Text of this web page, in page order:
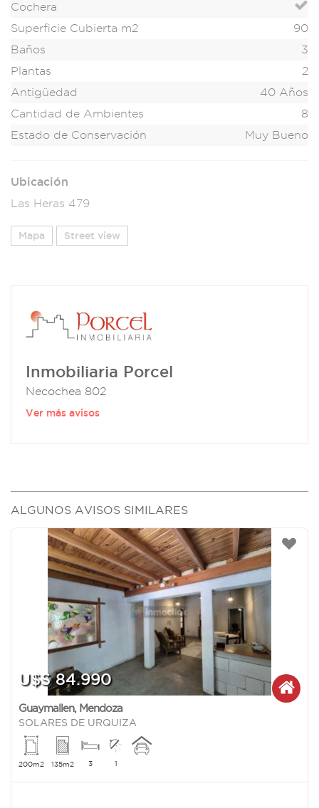
Cochera
Superficie Cubierta m2
90
Baños
3
Plantas
2
Antigüedad
40 Años
Cantidad de Ambientes
8
Estado de Conservación
Muy Bueno
Ubicación
Las Heras 479
Mapa Street view
Inmobiliaria Porcel
Necochea 802
Ver más avisos
ALGUNOS AVISOS SIMILARES
U$S 84.990
Guaymallen, Mendoza
SOLARES DE URQUIZA
200m2 135m2 3 1